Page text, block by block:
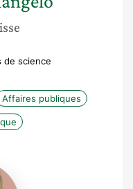
de science
Affaires publiques